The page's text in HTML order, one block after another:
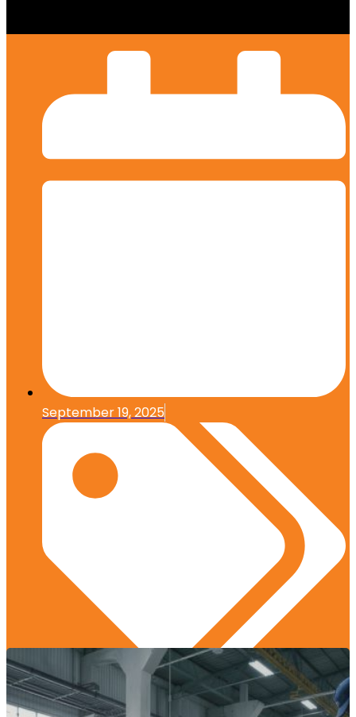
September 19, 2025
Edukasi Konstruksi,Layanan Spesialis Regional
Uncategorized